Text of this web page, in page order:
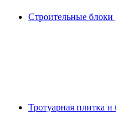
Строительные блоки
Тротуарная плитка и